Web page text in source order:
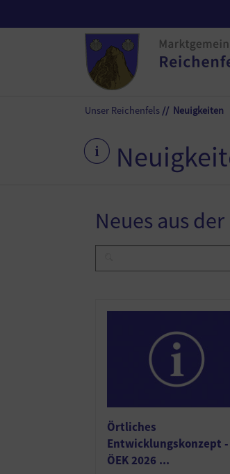
Unser Reichenfels Neuigkeiten
Neues aus
Örtliches
Entwicklungskonzept -
ÖEK 2026 ...